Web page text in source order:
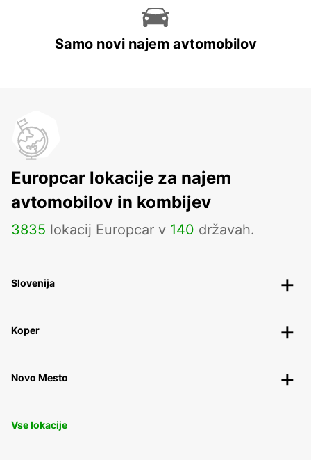
Samo novi najem avtomobilov
Europcar lokacije za najem
avtomobilov in kombijev
3835 lokacij Europcar v 140 državah.
Slovenija
Koper
Novo Mesto
Vse lokacije